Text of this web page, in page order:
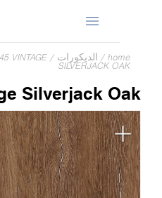
home
/الديكورات/
/ K545 VINTAGE
SILVERJACK OAK
Silverjack Oak